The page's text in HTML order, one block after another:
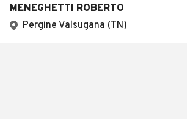
MENEGHETTI ROBERTO
Pergine Valsugana (TN)